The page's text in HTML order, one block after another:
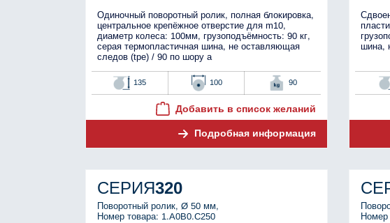
Одиночный поворотный ролик, полная блокировка,
центральное крепёжное отверстие для m10,
диаметр колеса: 100мм, грузоподъёмность: 90 кг,
серая термопластичная шина, не оставляющая
следов (tpe) / 90 по шору а
135 100 90
Добавить в список желаний
Подробная информация
шина,
СЕРИЯ320
Поворотный ролик, Ø 50 мм,
Номер товара: 1.A0B0.C250
Номер